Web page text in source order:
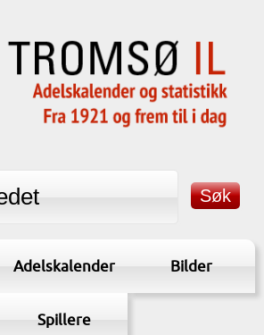
Adelskalender Bilder
Spillere